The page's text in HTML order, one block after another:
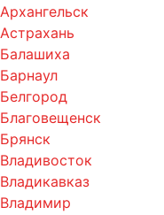
Архангельск
Астрахань
Балашиха
Барнаул
Белгород
Благовещенск
Брянск
Владивосток
Владикавказ
Владимир